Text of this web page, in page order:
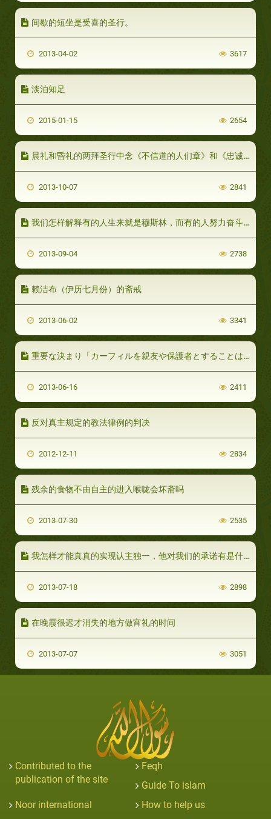
间歇的短坐是受喜的圣行。
2013-04-02 3617
淡泊知足
2015-01-15 2654
晨礼和昏礼的两拜圣行中念《不信道的人们章》和《忠诚章》是嘉行
2013-10-07 2841
我们怎样解释有的人生来就是穆斯林，而有的人努力奋斗之后才能成为穆斯林？
2013-09-04 2738
赖洁布（伊历七月份）的斋戒
2013-06-02 3341
重要な決まり「カーフィルを親友や保護者とすることはハラームである」を明確にする
2013-06-16 2411
反对真主规定的教法律例的判决
2012-12-11 2834
残余的食物不由自主的进入喉咙会坏斋吗
2013-07-30 2535
我怎样才能真真的实现认主独一，他对我们的承诺有是什么？
2013-07-18 2898
在晚霞很迟才消失的地方做宵礼的时间
2013-07-07 3051
Contributed to the
publication of the site
Feqh
Guide To islam
Noor international
How to help us